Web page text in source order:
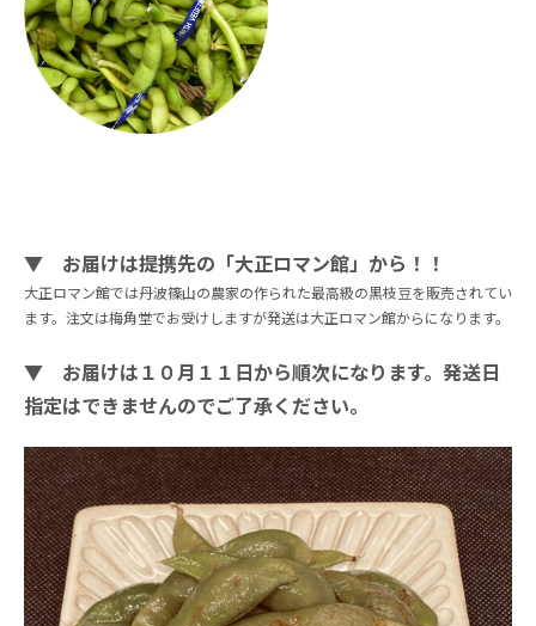
▼ お届けは提携先の「大正ロマン館」から！！
大正ロマン館では丹波篠山の農家の作られた最高級の黒枝豆を販売されてい
ます。注文は梅角堂でお受けしますが発送は大正ロマン館からになります。
▼ お届けは１０月１１日から順次になります。発送日
指定はできませんのでご了承ください。